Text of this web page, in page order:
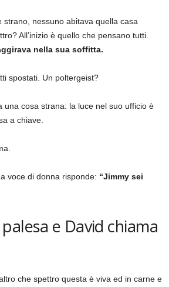
strano, nessuno abitava quella casa
All’inizio è quello che pensano tutti.
nella sua soffitta.
spostati. Un poltergeist?
una cosa strana: la luce nel suo ufficio è
a chiave.
voce di donna risponde: “Jimmy sei
palesa e David chiama
che spettro questa è viva ed in carne e